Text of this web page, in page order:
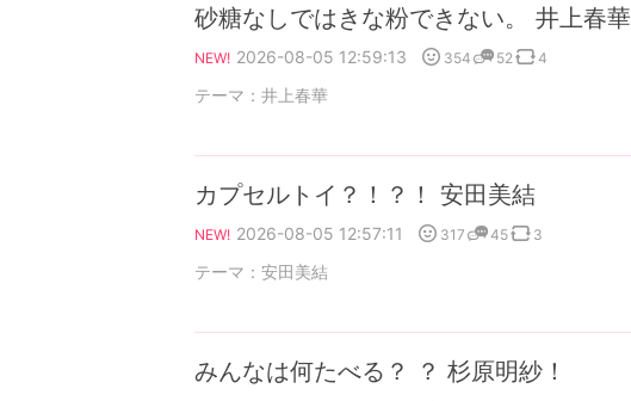
砂糖なしではきな粉できない。 井上春華
NEW! 2026-08-05 12:59:13 354 52 4
テーマ： 井上春華
カプセルトイ？！？！ 安田美結
NEW! 2026-08-05 12:57:11 317 45 3
テーマ： 安田美結
みんなは何たべる？ ？ 杉原明紗！